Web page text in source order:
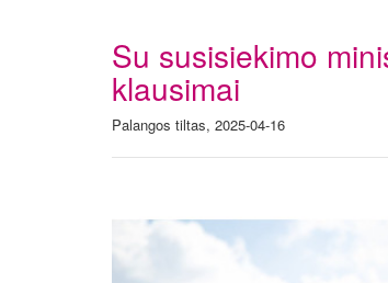
Su susisiekimo
klausimai
Palangos tiltas, 2025-04-16